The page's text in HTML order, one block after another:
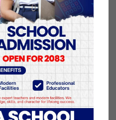
भइरहेको जिल्ला प्रहरी